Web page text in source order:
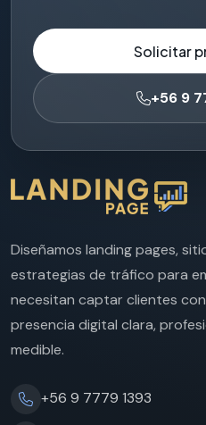
Solicitar
+56 9
Diseñamos landing pages,
estrategias de tráfico para
necesitan captar clientes
presencia digital clara,
medible.
+56 9 7779 1393